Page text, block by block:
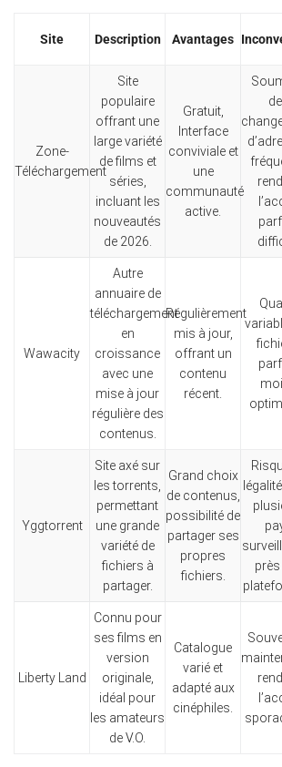
Site Description Avantages
Zone-
Téléchargement
Site
populaire
offrant une
large variété
de films et
séries,
incluant les
nouveautés
de 2026.
Gratuit,
Interface
conviviale et
une
communauté
active.
Wawacity
Autre
annuaire de
téléchargement
en
croissance
avec une
mise à jour
régulière des
contenus.
Régulièrement
mis à jour,
offrant un
contenu
récent.
Yggtorrent
Site axé sur
les torrents,
permettant
une grande
variété de
fichiers à
partager.
Grand choix
de contenus,
possibilité de
partager ses
propres
fichiers.
Liberty Land
Connu pour
ses films en
version
originale,
idéal pour
les amateurs
de V.O.
Catalogue
varié et
adapté aux
cinéphiles.